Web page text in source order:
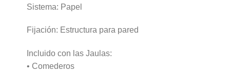
Sistema: Papel
Fijación: Estructura para pared
Incluido con las Jaulas:
• Comederos